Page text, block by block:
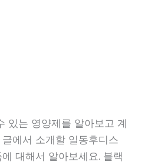
있는 영양제를 알아보고 계
에서 소개할 일동후디스
대해서 알아보세요. 블랙